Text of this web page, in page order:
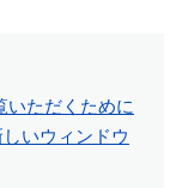
いただくために
いウィンドウ